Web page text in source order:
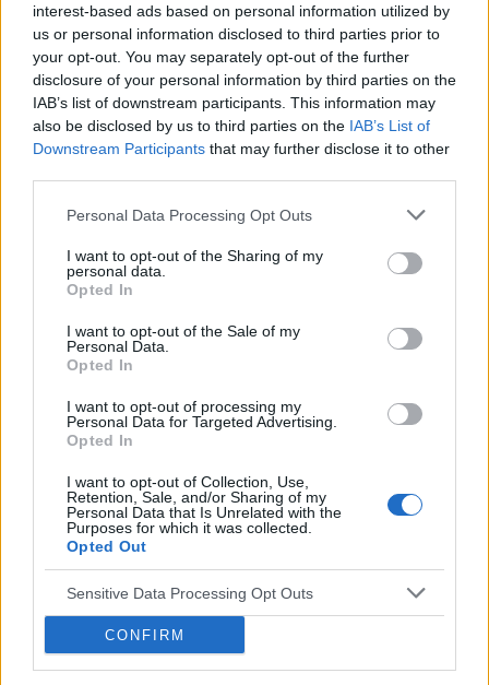
interest-based ads based on personal information utilized by
us or personal information disclosed to third parties prior to
your opt-out. You may separately opt-out of the further
disclosure of your personal information by third parties on the
IAB’s list of downstream participants. This information may
also be disclosed by us to third parties on the IAB’s List of
Downstream Participants that may further disclose it to other
Personal Data Processing Opt Outs
I want to opt-out of the Sharing of my
personal data.
Opted In
I want to opt-out of the Sale of my
Personal Data.
Opted In
I want to opt-out of processing my
Personal Data for Targeted Advertising.
Opted In
I want to opt-out of Collection, Use,
Retention, Sale, and/or Sharing of my
Personal Data that Is Unrelated with the
Purposes for which it was collected.
Opted Out
Sensitive Data Processing Opt Outs
CONFIRM
ZOBACZ INNE DYSKUSJE
Choroby warg sromowych
Forum:Ginekologia - forum dla rodziny i
mariusz13
Brak Narządów Płciowych u Dziecka
Dzień Dobry wszystkim szukam pomocy u córki
(18lat) wykryto brak narządów płciowych i
zniekształconą pochwe czy ma ktoś do jakiegoś
plastyka namiary godnego polecenia nie za
Forum:Ginekologia - forum dla rodziny i
pacjentki